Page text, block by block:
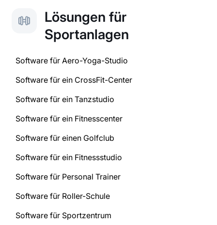
Lösungen für
Sportanlagen
Software für Aero-Yoga-Studio
Software für ein CrossFit-Center
Software für ein Tanzstudio
Software für ein Fitnesscenter
Software für einen Golfclub
Software für ein Fitnessstudio
Software für Personal Trainer
Software für Roller-Schule
Software für Sportzentrum